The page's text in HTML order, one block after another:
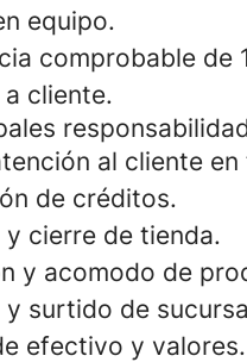
equipo.
comprobable de
cliente.
al cliente en
de créditos.
cierre de tienda.
y acomodo de
y surtido de
efectivo y valores.